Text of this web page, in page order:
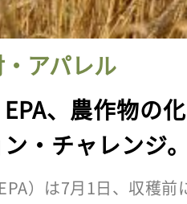
アパレル
EPA、農作物の
・チャレンジ
）は7月1日、収穫前